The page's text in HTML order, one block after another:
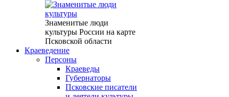
Знаменитые люди
культуры России на карте
Псковской области
Краеведение
Персоны
Краеведы
Губернаторы
Псковские писатели